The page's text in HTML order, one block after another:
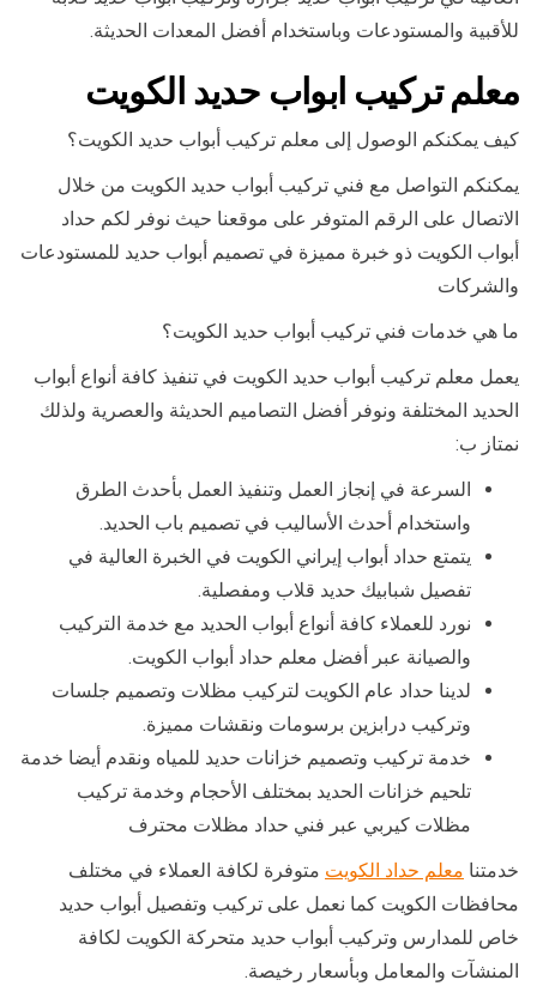
للأقبية والمستودعات وباستخدام أفضل المعدات الحديثة.
معلم تركيب ابواب حديد الكويت
كيف يمكنكم الوصول إلى معلم تركيب أبواب حديد الكويت؟
يمكنكم التواصل مع فني تركيب أبواب حديد الكويت من خلال
الاتصال على الرقم المتوفر على موقعنا حيث نوفر لكم حداد
أبواب الكويت ذو خبرة مميزة في تصميم أبواب حديد للمستودعات
والشركات
ما هي خدمات فني تركيب أبواب حديد الكويت؟
يعمل معلم تركيب أبواب حديد الكويت في تنفيذ كافة أنواع أبواب
الحديد المختلفة ونوفر أفضل التصاميم الحديثة والعصرية ولذلك
نمتاز ب:
السرعة في إنجاز العمل وتنفيذ العمل بأحدث الطرق
واستخدام أحدث الأساليب في تصميم باب الحديد.
يتمتع حداد أبواب إيراني الكويت في الخبرة العالية في
تفصيل شبابيك حديد قلاب ومفصلية.
نورد للعملاء كافة أنواع أبواب الحديد مع خدمة التركيب
والصيانة عبر أفضل معلم حداد أبواب الكويت.
لدينا حداد عام الكويت لتركيب مظلات وتصميم جلسات
وتركيب درابزين برسومات ونقشات مميزة.
خدمة تركيب وتصميم خزانات حديد للمياه ونقدم أيضا خدمة
تلحيم خزانات الحديد بمختلف الأحجام وخدمة تركيب
مظلات كيربي عبر فني حداد مظلات محترف
خدمتنا معلم حداد الكويت متوفرة لكافة العملاء في مختلف
محافظات الكويت كما نعمل على تركيب وتفصيل أبواب حديد
خاص للمدارس وتركيب أبواب حديد متحركة الكويت لكافة
المنشآت والمعامل وبأسعار رخيصة.